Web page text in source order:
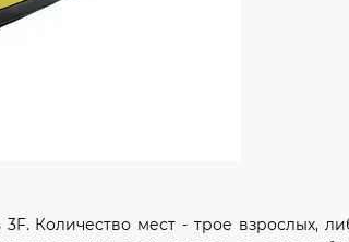
Количество мест - трое взрослых,